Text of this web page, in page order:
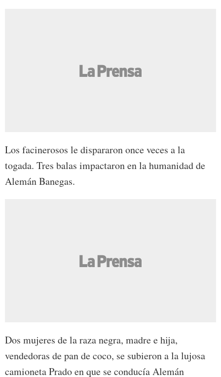
Los facinerosos le dispararon once veces a la
togada. Tres balas impactaron en la humanidad de
Alemán Banegas.
Dos mujeres de la raza negra, madre e hija,
vendedoras de pan de coco, se subieron a la lujosa
camioneta Prado en que se conducía Alemán